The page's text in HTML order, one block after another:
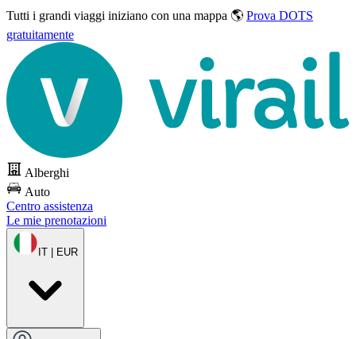
Tutti i grandi viaggi iniziano con una mappa 🌎 Prova DOTS
gratuitamente
Alberghi
Auto
Centro assistenza
Le mie prenotazioni
IT | EUR